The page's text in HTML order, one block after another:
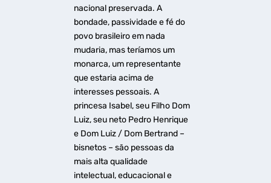
nacional preservada. A
bondade, passividade e fé do
povo brasileiro em nada
mudaria, mas teríamos um
monarca, um representante
que estaria acima de
interesses pessoais. A
princesa Isabel, seu Filho Dom
Luiz, seu neto Pedro Henrique
e Dom Luiz / Dom Bertrand –
bisnetos – são pessoas da
mais alta qualidade
intelectual, educacional e